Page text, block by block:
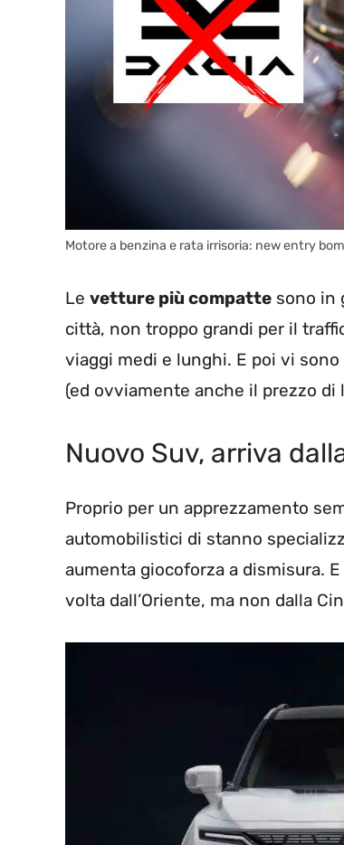
Motore a benzina e rata irrisoria: new entry
Le vetture più compatte sono in
città, non troppo grandi per il
viaggi medi e lunghi. E poi vi
(ed ovviamente anche il prezzo
Nuovo Suv, arriva
Proprio per un apprezzamento
automobilistici di stanno
aumenta giocoforza a dismisura.
volta dall’Oriente, ma non dalla